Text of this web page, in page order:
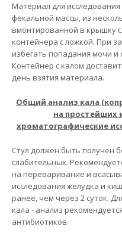
Материал для
фекальной массы, из
вмонтированной в крышку
контейнера с ложкой. При
избегать попадания мочи и
Контейнер с калом
день взятия материала.
Общий анализ кала
на простейших
хроматографические
Стул должен быть получен
слабительных.
на переваривание и
исследования желудка и
ранее, чем через 2 суток.
кала - анализ
антибиотиков.